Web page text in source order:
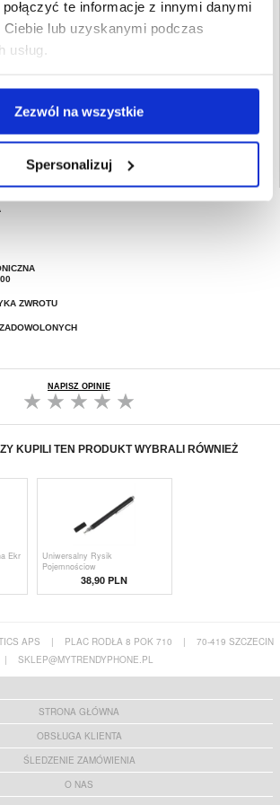
te informacje z innymi danymi
lub uzyskanymi podczas
Zezwól na wszystkie
Spersonalizuj
- nie obejmuje całego ekranu
Watch GT 5
Bluetooth,Smartwatch,Akcesoria do smartwatchy
ZWROTU
NAPISZ OPINIĘ
KUPILI TEN PRODUKT WYBRALI RÓWNIEŻ
Ekr
Uniwersalny Rysik
Pojemnościow
38,90 PLN
APS | PLAC RODŁA 8 POK 710 |
70-419 SZCZECIN
|
SKLEP@MYTRENDYPHONE.PL
STRONA GŁÓWNA
OBSŁUGA KLIENTA
ŚLEDZENIE ZAMÓWIENIA
O NAS